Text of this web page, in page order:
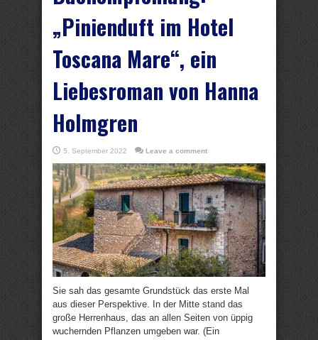
„Pinienduft im Hotel
Toscana Mare“, ein
Liebesroman von Hanna
Holmgren
5. September 2022 Leave a comment
Sie sah das gesamte Grundstück das erste Mal
aus dieser Perspektive. In der Mitte stand das
große Herrenhaus, das an allen Seiten von üppig
wuchernden Pflanzen umgeben war. (Ein